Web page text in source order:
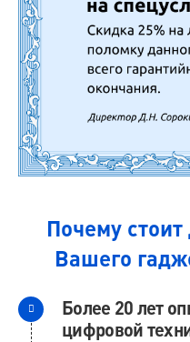
Почему
Вашего
Более 20 лет
цифровой